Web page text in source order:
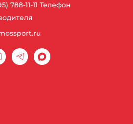
788-11-11 Телефон